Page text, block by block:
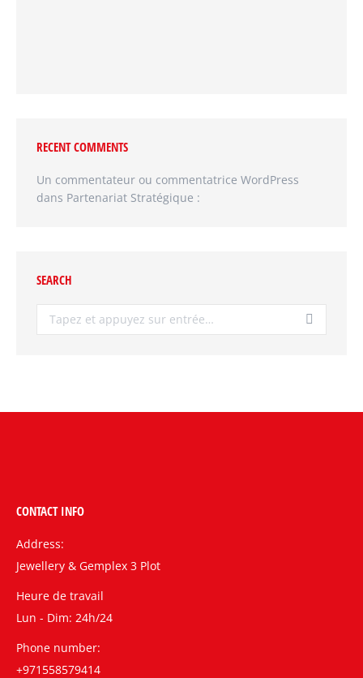
RECENT COMMENTS
Un commentateur ou commentatrice WordPress
dans Partenariat Stratégique :
SEARCH
Recherche
CONTACT INFO
Address:
Jewellery & Gemplex 3 Plot
Heure de travail
Lun - Dim: 24h/24
Phone number:
+971558579414